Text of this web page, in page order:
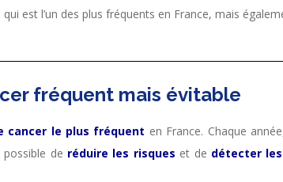
est l’un des plus fréquents en France, mais
fréquent mais évitable
cancer le plus fréquent en France. Chaque
de réduire les risques et de détecter